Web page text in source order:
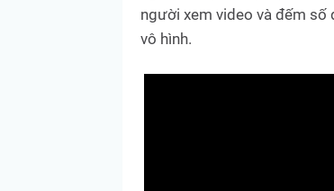
người xem video và đếm
vô hình.‎